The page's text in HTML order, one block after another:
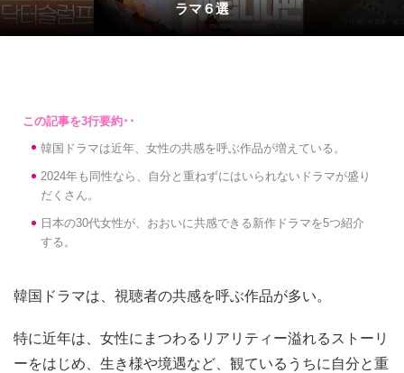
ラマ６選
韓国ドラマは近年、女性の共感を呼ぶ作品が増えている。
2024年も同性なら、自分と重ねずにはいられないドラマが盛り
だくさん。
日本の30代女性が、おおいに共感できる新作ドラマを5つ紹介
する。
韓国ドラマは、視聴者の共感を呼ぶ作品が多い。
特に近年は、女性にまつわるリアリティー溢れるストーリ
ーをはじめ、生き様や境遇など、観ているうちに自分と重